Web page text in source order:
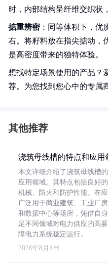
时，内部结构呈纤维交织状
掂重辨密：同等体积下，优
右。将籽料放在指尖掂动，
是高密度带来的独特体验。
想找特定场景使用的产品？
荐。为您找到您心中的专属
其他推荐
浇筑母线槽的特点和应用
本文详细介绍了浇筑母线槽
应用领域。其特点包括良好的
机械、防火和防护性能。在应
广泛用于商业建筑、工业厂
和数据中心等场所，凭借自
足不同领域对电力供应的高
障电力系统稳定运行。
2026年8月4日